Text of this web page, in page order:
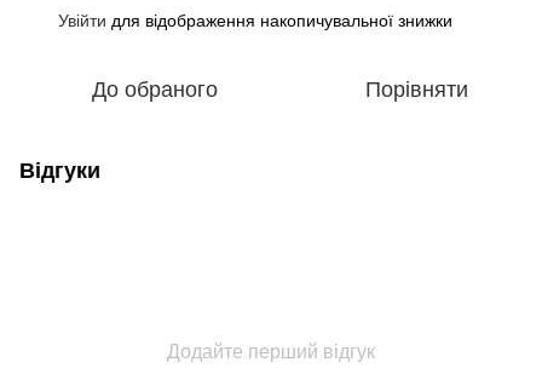
Увійти для відображення накопичувальної знижки
До обраного Порівняти
Відгуки
Додайте перший відгук